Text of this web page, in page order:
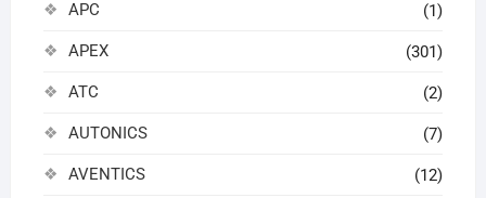
APC (1)
APEX (301)
ATC (2)
AUTONICS (7)
AVENTICS (12)